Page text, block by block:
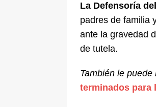
La Defensoría
padres de familia
ante la gravedad
de tutela.
También le puede
terminados para